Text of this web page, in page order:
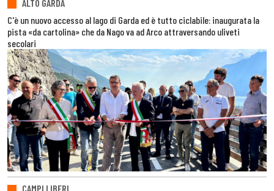
ALTO GARDA
C'è un nuovo accesso al lago di Garda ed è tutto ciclabile: inaugurata la
pista «da cartolina» che da Nago va ad Arco attraversando uliveti
secolari
CAMPI LIBERI